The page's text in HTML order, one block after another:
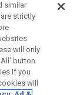
similar
strictly
will only
All' button
if you
will